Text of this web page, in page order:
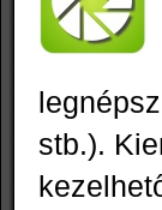
stb.).